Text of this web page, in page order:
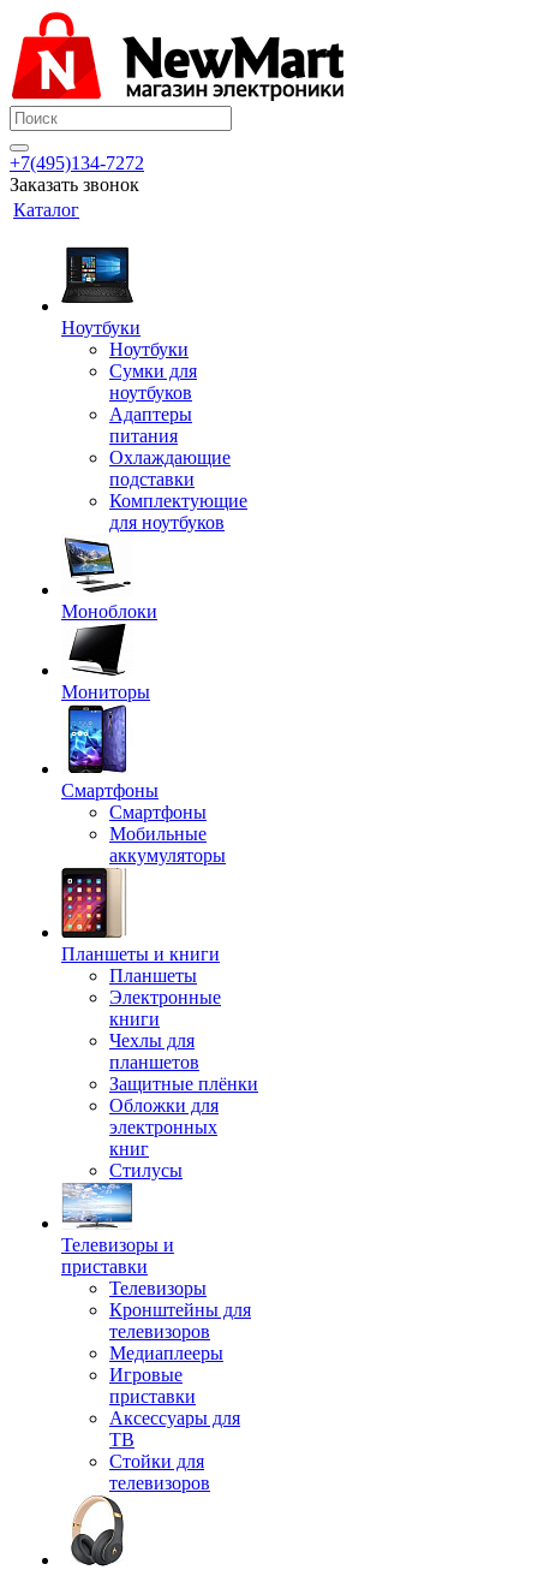
+7(495)134-7272
Заказать звонок
Каталог
Ноутбуки
Ноутбуки
Сумки для
ноутбуков
Адаптеры
питания
Охлаждающие
подставки
Комплектующие
для ноутбуков
Моноблоки
Мониторы
Смартфоны
Смартфоны
Мобильные
аккумуляторы
Планшеты и книги
Планшеты
Электронные
книги
Чехлы для
планшетов
Защитные плёнки
Обложки для
электронных
книг
Стилусы
Телевизоры и
приставки
Телевизоры
Кронштейны для
телевизоров
Медиаплееры
Игровые
приставки
Аксессуары для
ТВ
Стойки для
телевизоров